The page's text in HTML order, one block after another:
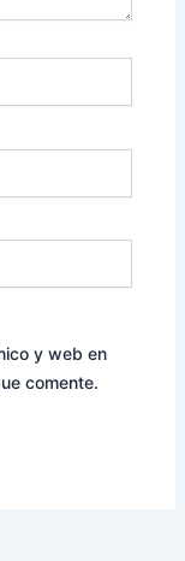
y web en
comente.